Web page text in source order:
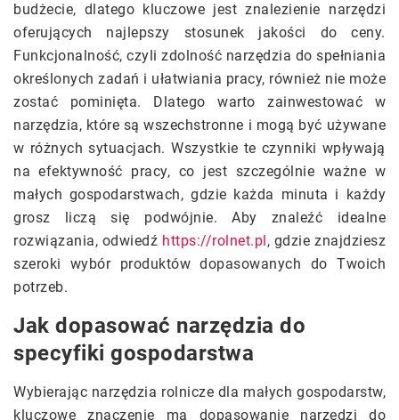
budżecie, dlatego kluczowe jest znalezienie narzędzi
oferujących najlepszy stosunek jakości do ceny.
Funkcjonalność, czyli zdolność narzędzia do spełniania
określonych zadań i ułatwiania pracy, również nie może
zostać pominięta. Dlatego warto zainwestować w
narzędzia, które są wszechstronne i mogą być używane
w różnych sytuacjach. Wszystkie te czynniki wpływają
na efektywność pracy, co jest szczególnie ważne w
małych gospodarstwach, gdzie każda minuta i każdy
grosz liczą się podwójnie. Aby znaleźć idealne
rozwiązania, odwiedź https://rolnet.pl, gdzie znajdziesz
szeroki wybór produktów dopasowanych do Twoich
potrzeb.
Jak dopasować narzędzia do
specyfiki gospodarstwa
Wybierając narzędzia rolnicze dla małych gospodarstw,
kluczowe znaczenie ma dopasowanie narzędzi do